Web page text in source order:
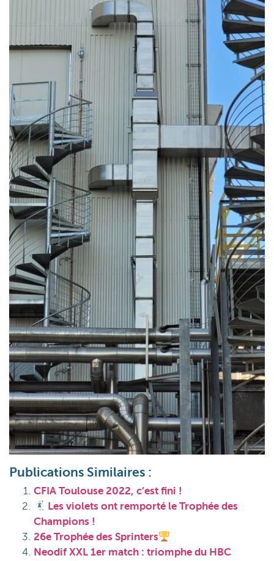
Publications Similaires :
CFIA Toulouse 2022, c’est fini !
Les violets ont remporté le Trophée des
Champions !
26e Trophée des Sprinters
Neodif XXL 1er match : triomphe du HBC